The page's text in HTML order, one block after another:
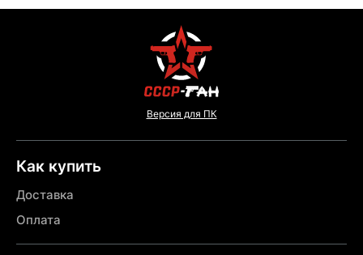
Версия для ПК
Как купить
Доставка
Оплата